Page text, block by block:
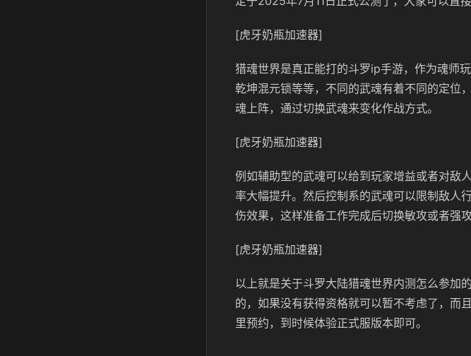
[虎牙奶瓶加速器]
猎魂世界是真正能打的斗罗ip手游，作为魂师
乾坤混元锁等等，不同的武魂有着不同的定位
魂上阵，通过切换武魂来变化作战方式。
[虎牙奶瓶加速器]
例如辅助型的武魂可以给到玩家增益或者对敌
率大幅提升。然后控制系的武魂可以限制敌人
伤效果，这样准备工作完成后切换敏攻或者强
[虎牙奶瓶加速器]
以上就是关于斗罗大陆猎魂世界内测怎么参加
的，如果没有获得资格就可以暂不考虑了，而
里预约，到时候体验正式服版本即可。